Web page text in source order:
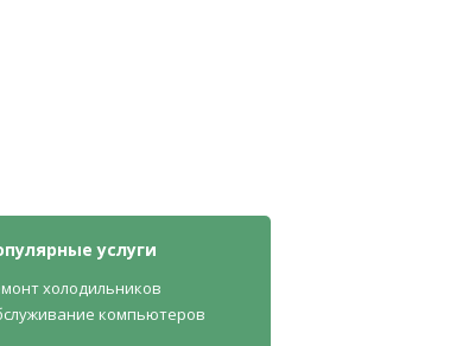
услуги
холодильников
компьютеров